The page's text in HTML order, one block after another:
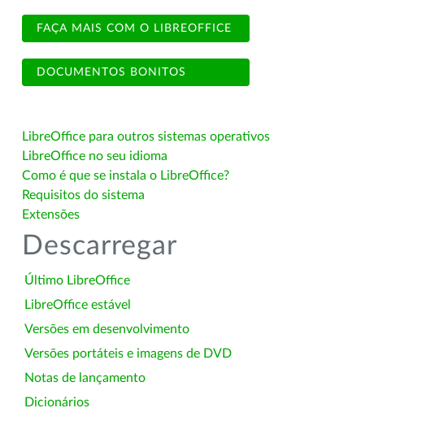
FAÇA MAIS COM O LIBREOFFICE
DOCUMENTOS BONITOS
LibreOffice para outros sistemas operativos
LibreOffice no seu idioma
Como é que se instala o LibreOffice?
Requisitos do sistema
Extensões
Descarregar
Último LibreOffice
LibreOffice estável
Versões em desenvolvimento
Versões portáteis e imagens de DVD
Notas de lançamento
Dicionários